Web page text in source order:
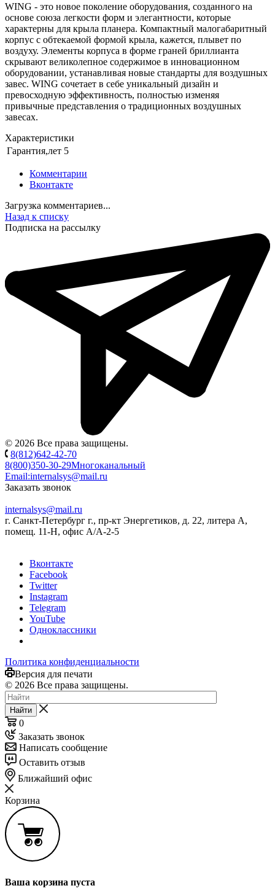
WING - это новое поколение оборудования, созданного на
основе союза легкости форм и элегантности, которые
характерны для крыла планера. Компактный малогабаритный
корпус с обтекаемой формой крыла, кажется, плывет по
воздуху. Элементы корпуса в форме граней бриллианта
скрывают великолепное содержимое в инновационном
оборудовании, устанавливая новые стандарты для воздушных
завес. WING сочетает в себе уникальный дизайн и
превосходную эффективность, полностью изменяя
привычные представления о традиционных воздушных
завесах.
Характеристики
Гарантия,лет 5
Комментарии
Вконтакте
Загрузка комментариев...
Назад к списку
Подписка на рассылку
© 2026 Все права защищены.
8(812)642-42-70
8(800)350-30-29Многоканальный
Email:internalsys@mail.ru
Заказать звонок
internalsys@mail.ru
г. Санкт-Петербург г., пр-кт Энергетиков, д. 22, литера А,
помещ. 11-Н, офис А/А-2-5
Вконтакте
Facebook
Twitter
Instagram
Telegram
YouTube
Одноклассники
Политика конфиденциальности
Версия для печати
© 2026 Все права защищены.
Найти
0
Заказать звонок
Написать сообщение
Оставить отзыв
Ближайший офис
Корзина
Ваша корзина пуста